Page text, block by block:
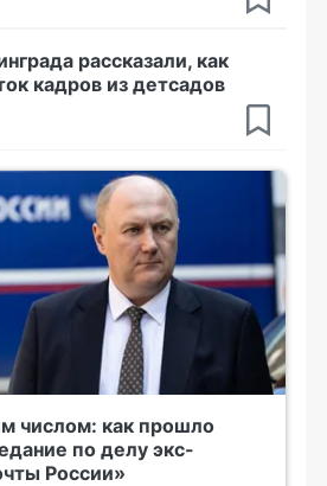
рассказали, как
кадров из детсадов
числом: как прошло
по делу экс-
России»